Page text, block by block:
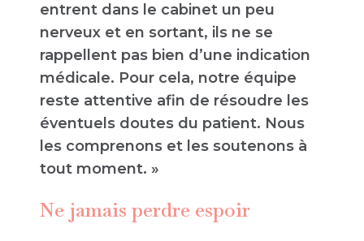
entrent dans le cabinet un peu
nerveux et en sortant, ils ne se
rappellent pas bien d’une indication
médicale. Pour cela, notre équipe
reste attentive afin de résoudre les
éventuels doutes du patient. Nous
les comprenons et les soutenons à
tout moment. »
Ne jamais perdre espoir